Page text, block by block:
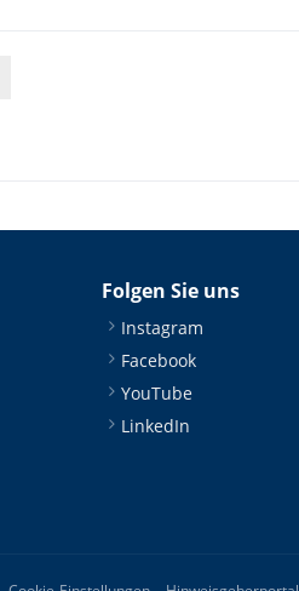
Folgen Sie uns
Instagram
Facebook
YouTube
LinkedIn